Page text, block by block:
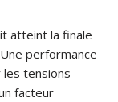
atteint la finale
performance
les tensions
facteur